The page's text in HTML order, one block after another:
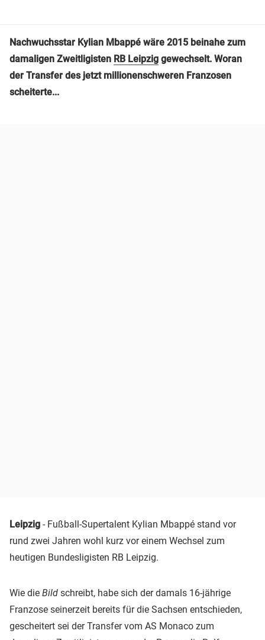
Nachwuchsstar Kylian Mbappé wäre 2015 beinahe zum
damaligen Zweitligisten RB Leipzig gewechselt. Woran
der Transfer des jetzt millionenschweren Franzosen
scheiterte...
Leipzig - Fußball-Supertalent Kylian Mbappé stand vor
rund zwei Jahren wohl kurz vor einem Wechsel zum
heutigen Bundesligisten RB Leipzig.
Wie die Bild schreibt, habe sich der damals 16-jährige
Franzose seinerzeit bereits für die Sachsen entschieden,
gescheitert sei der Transfer vom AS Monaco zum